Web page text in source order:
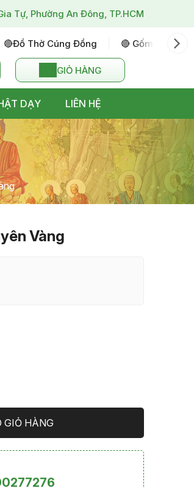
Tự, Phường An Đông, TP.HCM
🔴đồ Thờ Cúng Đồng 🔴 Gốm Sứ Bát
GIỎ HÀNG
DẠY LIÊN HỆ
Vàng
GIỎ HÀNG